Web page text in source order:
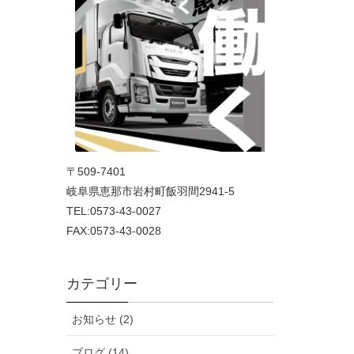
〒509-7401
岐阜県恵那市岩村町飯羽間2941-5
TEL:0573-43-0027
FAX:0573-43-0028
カテゴリー
お知らせ (2)